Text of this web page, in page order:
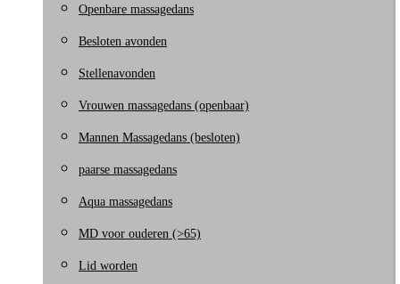
Openbare massagedans
Besloten avonden
Stellenavonden
Vrouwen massagedans (openbaar)
Mannen Massagedans (besloten)
paarse massagedans
Aqua massagedans
MD voor ouderen (>65)
Lid worden